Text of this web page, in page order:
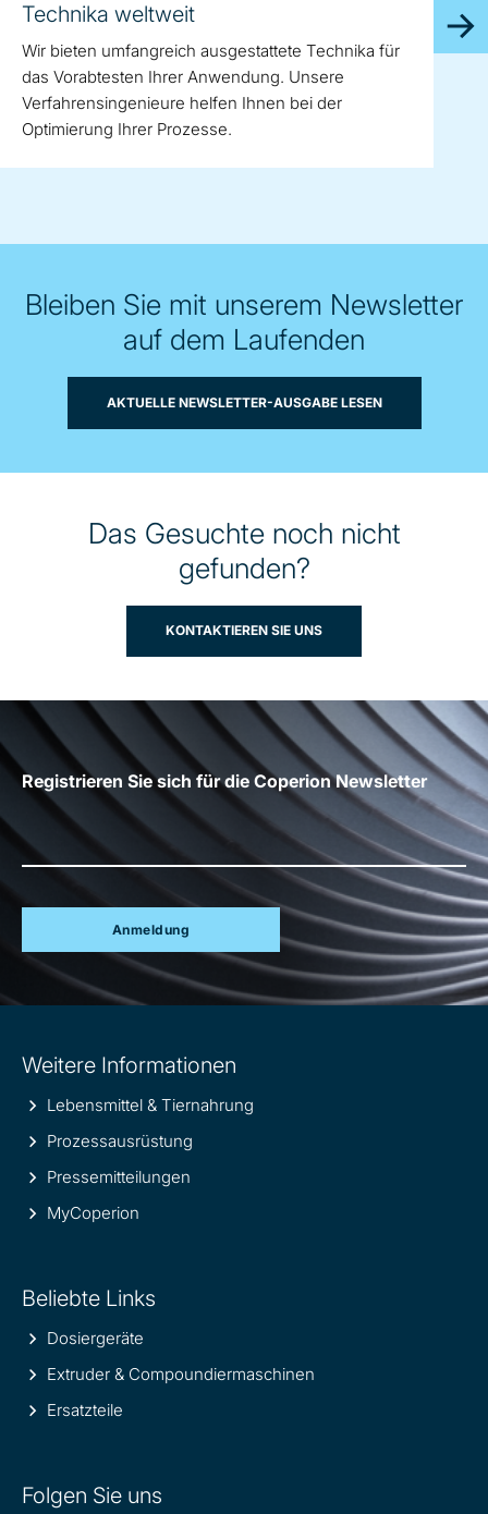
Technika weltweit
Wir bieten umfangreich ausgestattete Technika für
das Vorabtesten Ihrer Anwendung. Unsere
Verfahrensingenieure helfen Ihnen bei der
Optimierung Ihrer Prozesse.
Bleiben Sie mit unserem Newsletter
auf dem Laufenden
AKTUELLE NEWSLETTER-AUSGABE LESEN
Das Gesuchte noch nicht
gefunden?
KONTAKTIEREN SIE UNS
Registrieren Sie sich für die Coperion Newsletter
Anmeldung
information
Weitere Informationen
Lebensmittel & Tiernahrung
Prozessausrüstung
Pressemitteilungen
MyCoperion
Beliebte Links
Dosiergeräte
Extruder & Compoundiermaschinen
Ersatzteile
Folgen Sie uns